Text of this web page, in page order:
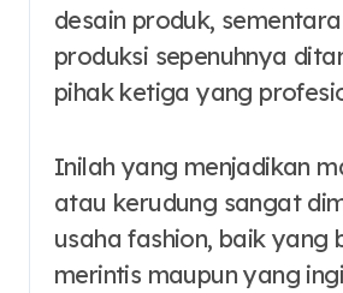
desain produk,
produksi sepenuhnya
pihak ketiga yang
Inilah yang menjadikan
atau kerudung sangat
usaha fashion, baik yang
merintis maupun yang